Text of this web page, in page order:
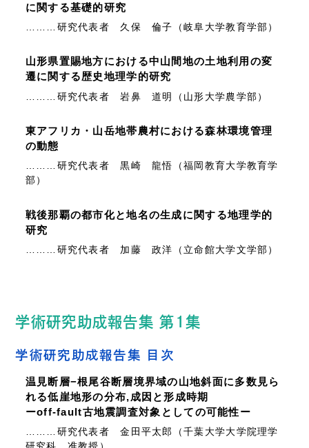
に関する基礎的研究
………研究代表者 久保 倫子（岐阜大学教育学部）
山形県置賜地方における中山間地の土地利用の変
遷に関する歴史地理学的研究
………研究代表者 岩鼻 道明（山形大学農学部）
東アフリカ・山岳地帯農村における森林環境管理
の動態
………研究代表者 黒崎 龍悟（福岡教育大学教育学
部）
戦後那覇の都市化と地名の生成に関する地理学的
研究
………研究代表者 加藤 政洋（立命館大学文学部）
学術研究助成報告集 第1集
学術研究助成報告集 目次
温見断層−根尾谷断層境界域の山地斜面に多数見ら
れる低崖地形の分布,成因と形成時期
ーoff-fault古地震調査対象としての可能性ー
………研究代表者 金田平太郎（千葉大学大学院理学